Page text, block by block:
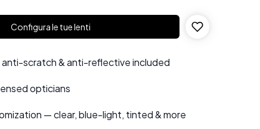
Configura le tue lenti
anti-scratch & anti-reflective included
opticians
— clear, blue-light, tinted & more